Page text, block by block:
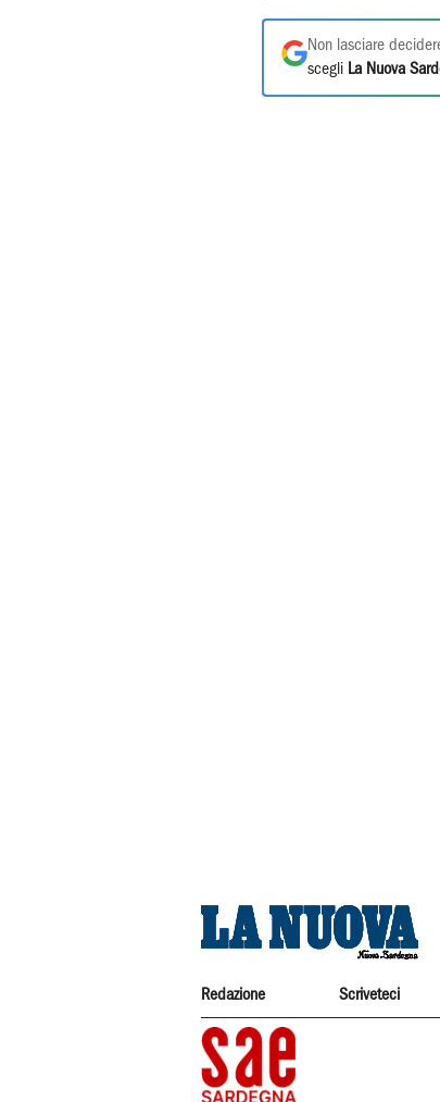
Non lasciare
scegli La Nuova
Redazione Scriveteci